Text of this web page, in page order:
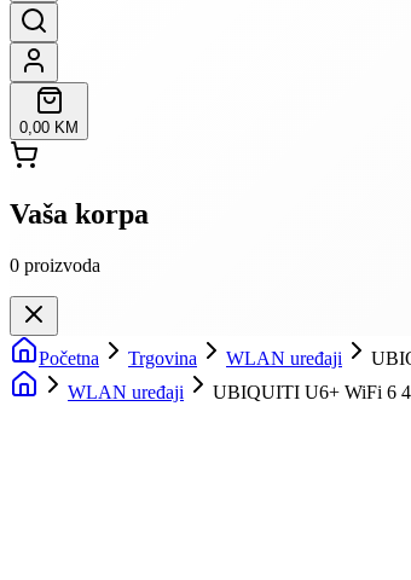
0,00 KM
Vaša korpa
0 proizvoda
Početna Trgovina WLAN uređaji
WLAN uređaji
UBIQUITI U6+ WiFi 6 4